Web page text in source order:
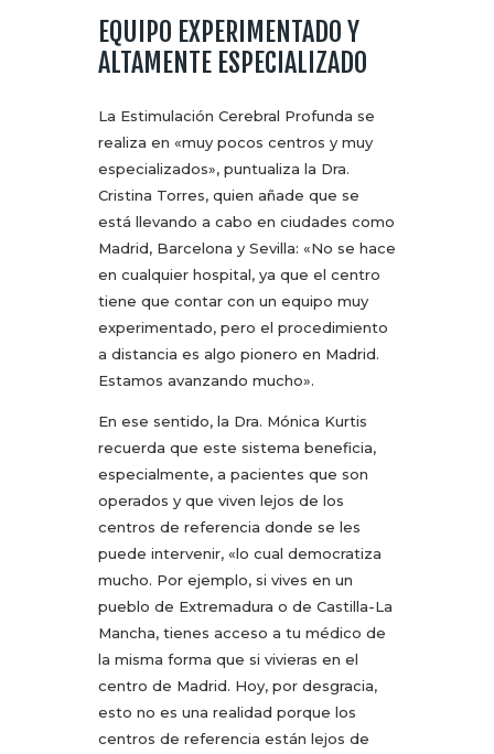
EQUIPO EXPERIMENTADO Y
ALTAMENTE ESPECIALIZADO
La Estimulación Cerebral Profunda se
realiza en «muy pocos centros y muy
especializados», puntualiza la Dra.
Cristina Torres, quien añade que se
está llevando a cabo en ciudades como
Madrid, Barcelona y Sevilla: «No se hace
en cualquier hospital, ya que el centro
tiene que contar con un equipo muy
experimentado, pero el procedimiento
a distancia es algo pionero en Madrid.
Estamos avanzando mucho».
En ese sentido, la Dra. Mónica Kurtis
recuerda que este sistema beneficia,
especialmente, a pacientes que son
operados y que viven lejos de los
centros de referencia donde se les
puede intervenir, «lo cual democratiza
mucho. Por ejemplo, si vives en un
pueblo de Extremadura o de Castilla-La
Mancha, tienes acceso a tu médico de
la misma forma que si vivieras en el
centro de Madrid. Hoy, por desgracia,
esto no es una realidad porque los
centros de referencia están lejos de